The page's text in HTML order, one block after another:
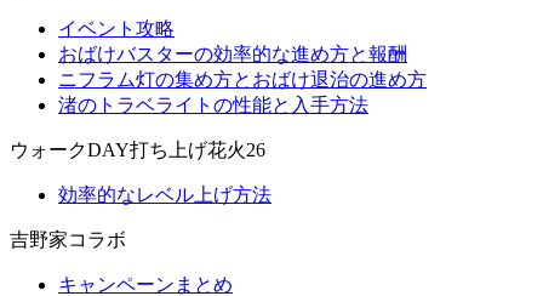
イベント攻略
おばけバスターの効率的な進め方と報酬
ニフラム灯の集め方とおばけ退治の進め方
渚のトラベライトの性能と入手方法
ウォークDAY打ち上げ花火26
効率的なレベル上げ方法
吉野家コラボ
キャンペーンまとめ